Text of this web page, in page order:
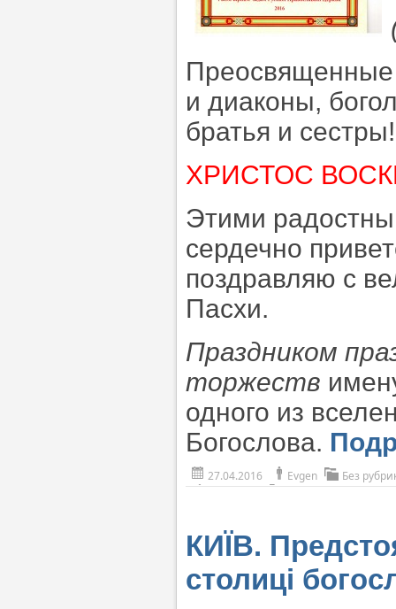
Преосвященные
и диаконы,
братья и сестры!
ХРИСТОС
Этими
сердечно
поздравляю с
Пасхи.
Праздником
торжеств
одного из
Богослова.
27.04.2016 Evgen Без
КИЇВ.
столиці